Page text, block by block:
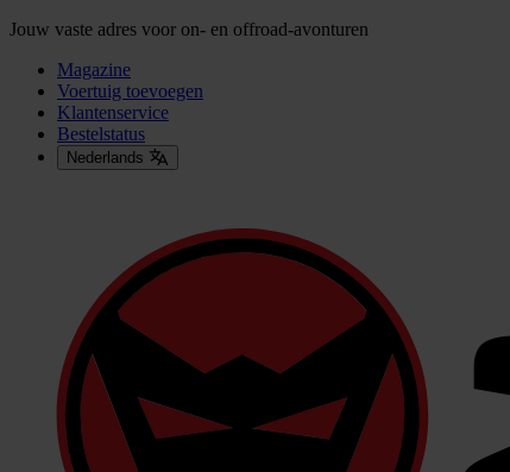
Jouw vaste adres voor on- en offroad-avonturen
Magazine
Voertuig toevoegen
Klantenservice
Bestelstatus
Nederlands